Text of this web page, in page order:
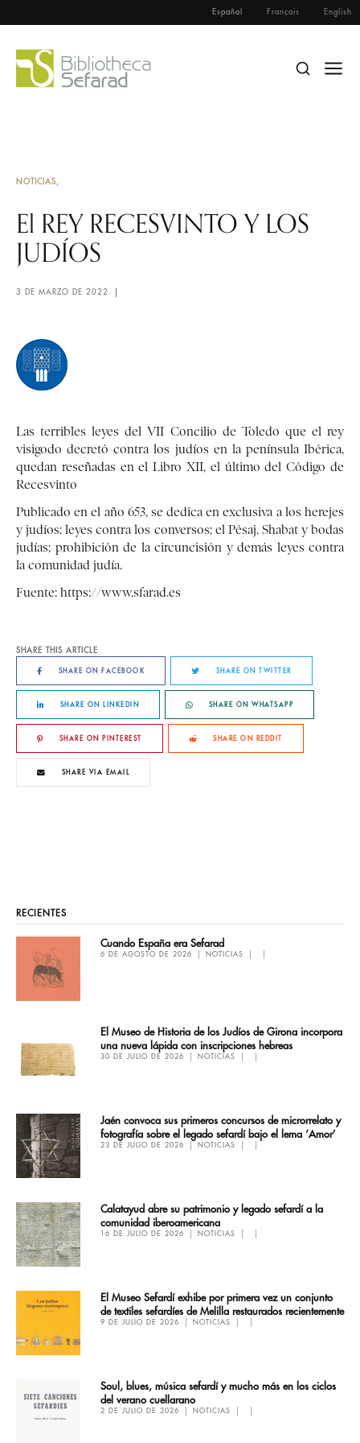
Español Français English
NOTICIAS
El REY RECESVINTO Y LOS
JUDÍOS
3 DE MARZO DE 2022
Las terribles leyes del VII Concilio de Toledo que el rey
visigodo decretó contra los judíos en la península Ibérica,
quedan reseñadas en el Libro XII, el último del Código de
Recesvinto
Publicado en el año 653, se dedica en exclusiva a los herejes
y judíos: leyes contra los conversos; el Pésaj, Shabat y bodas
judías; prohibición de la circuncisión y demás leyes contra
la comunidad judía.
Fuente: https://www.sfarad.es
SHARE THIS ARTICLE
SHARE ON FACEBOOK SHARE ON TWITTER
SHARE ON LINKEDIN SHARE ON WHATSAPP
SHARE ON PINTEREST SHARE ON REDDIT
SHARE VIA EMAIL
RECIENTES
Cuando España era Sefarad
6 DE AGOSTO DE 2026 NOTICIAS
El Museo de Historia de los Judíos de Girona incorpora
una nueva lápida con inscripciones hebreas
30 DE JULIO DE 2026 NOTICIAS
Jaén convoca sus primeros concursos de microrrelato y
fotografía sobre el legado sefardí bajo el lema ‘Amor’
23 DE JULIO DE 2026 NOTICIAS
Calatayud abre su patrimonio y legado sefardí a la
comunidad iberoamericana
16 DE JULIO DE 2026 NOTICIAS
El Museo Sefardí exhibe por primera vez un conjunto
de textiles sefardíes de Melilla restaurados recientemente
9 DE JULIO DE 2026 NOTICIAS
Soul, blues, música sefardí y mucho más en los ciclos
del verano cuellarano
2 DE JULIO DE 2026 NOTICIAS